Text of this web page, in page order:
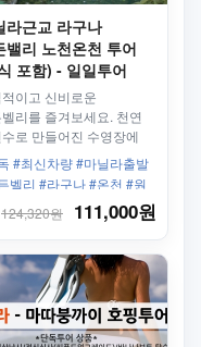
라근교 라구나
밸리 노천온천 투어
포함) - 일일투어
이고 신비로운
리를 즐겨보세요. 천연
로 만들어진 수영장에
담그고 산림이 우거진
을 느껴보세요. 이국적인
식물들이 당신을
립니다.!
#최신차량 #마닐라출발
벨리 #라구나 #온천 #원
#효도 #커플 #하루투어 #
밸리
124,320원 111,000원